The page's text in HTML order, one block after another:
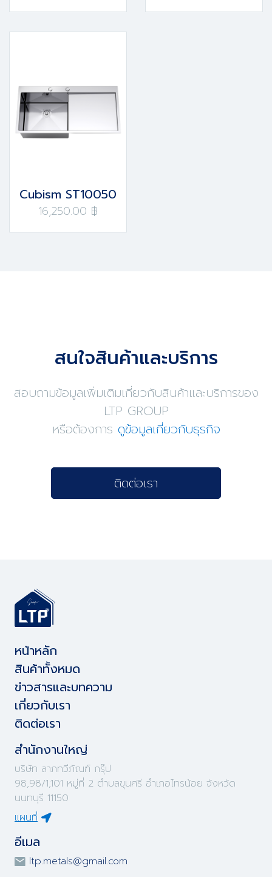
Cubism ST10050
16,250.00 ฿
สนใจสินค้าและบริการ
สอบถามข้อมูลเพิ่มเติมเกี่ยวกับสินค้าและบริการของ
LTP GROUP
หรือต้องการ ดูข้อมูลเกี่ยวกับธุรกิจ
ติดต่อเรา
หน้าหลัก
สินค้าทั้งหมด
ข่าวสารและบทความ
เกี่ยวกับเรา
ติดต่อเรา
สำนักงานใหญ่
บริษัท ลาภทวีภัณฑ์ กรุ๊ป
98,98/1,101 หมู่ที่ 2 ตำบลขุนศรี อำเภอไทรน้อย จังหวัด
นนทบุรี 11150
แผนที่
อีเมล
ltp.metals@gmail.com